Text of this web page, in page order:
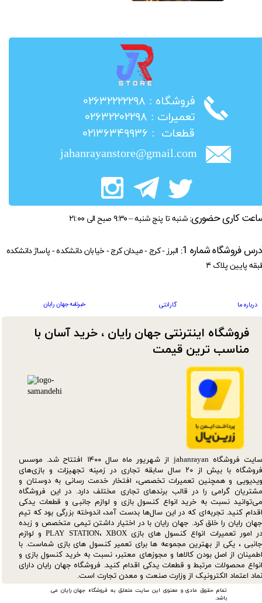
تمام حقوق مادی و معنوی این سایت متعلق به فروشگاه جهان رایان می
باشد.
​فروشگاه : ۰۲۶۳۲۲۲۲۲۹۸
​تعمیرات : ۰۲۶۳۲۲۰۲۲۹۸
​قطعات : ۰۲۱۳۶۳۴۹۹۳۶
jahanrayanstore@gmail.com
سایت فروشگاه jahanrayan از شهریور ماه سال ۱۴۰۰ افتتاح شد. موسس
فروشگاه با بیش از ۲۰ سال سابقه تجاری در زمینه تجهیزات و بازی‌های
ویدیویی و همچنین تعمیرات تخصصی، افتخار خدمت رسانی به دوستان و
مشتریان گرامی را در قالب برندهای تجاری مختلف دارد. در این فروشگاه
می‌توانید نسبت به خرید انواع کنسول بازی و لوازم جانبی و قطعات یدکی‌
اقدام کنید. تجربه‌ای که در این سال‌ها بدست آمد، اندوخته بزرگی بود که تیم
جهان رایان را خلق کرد. جهان رایان با در اختیار داشتن تیمی متخصص و زبده
در امور تعمیرات انواع کنسول های بازی PLAY STATION، XBOX و لوازم
جانبی ، یکی از بهترین مجموعه ها برای تعمیر کنسول های بازی شماست. با
اطمینان از اصل بودن کالاها و مجوزهای معتبر، نسبت به خرید کنسول بازی و
انواع محصولات مرتبط و قطعات یدکی اقدام کنید. فروشگاه جهان رایان دارای
نماد اعتماد الکترونیک از وزارت صنعت و معدن تجارت است.
فروشگاه اینترنتی جهان رایان ، خرید آسان با
مناسب ترین قیمت​​​​​​​
کاری حضوری: شنبه تا پنج شنبه – ۹:۳۰ صبح الی ۲۱:۰۰
درباره ما گارانتی خبرنامه جهان رایان
فروشگاه شماره 1:
البرز - کرج - میدان کرج - خیابان دانشکده - پاساژ دانشکده
پایین پلاک ۴